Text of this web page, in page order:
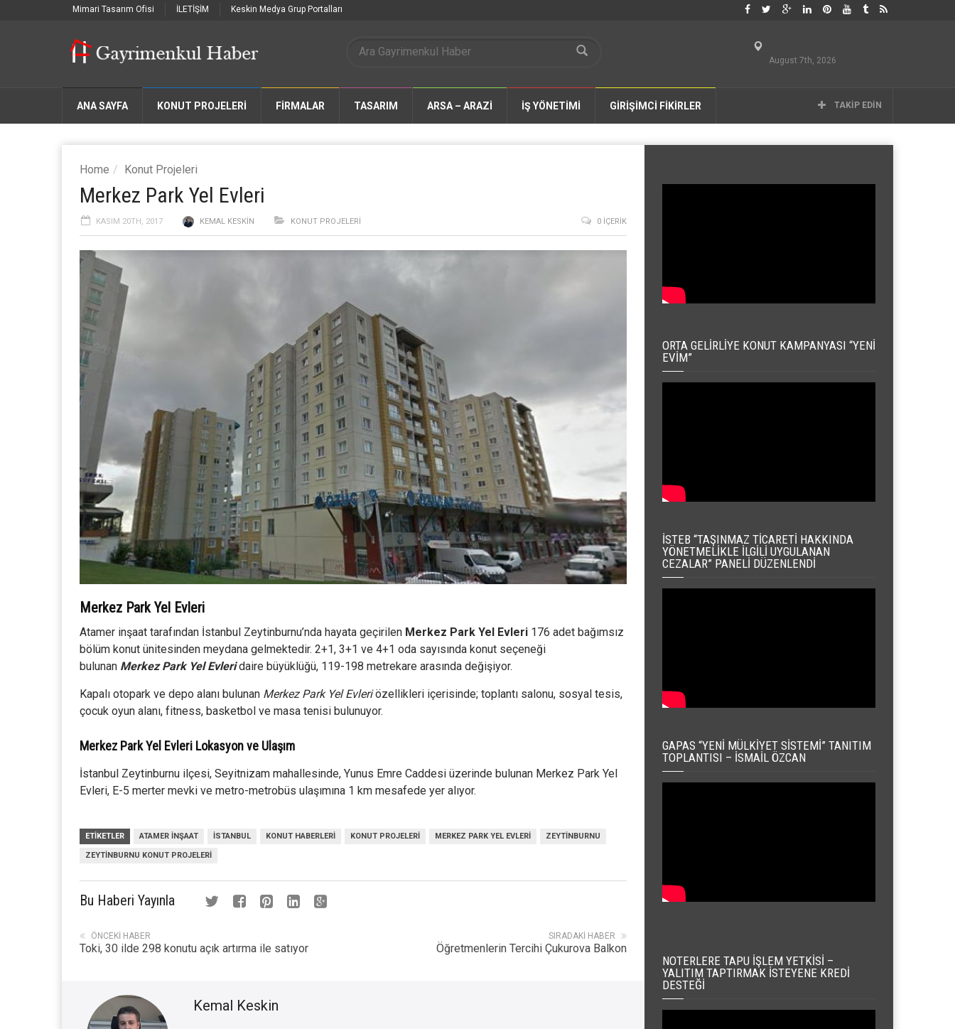
Mimari Tasarım Ofisi İLETİŞİM Keskin Medya Grup Portalları
August 7th, 2026
ANA SAYFA KONUT PROJELERİ FIRMALAR TASARIM ARSA – ARAZİ İŞ YÖNETİMİ GİRİŞİMCİ FİKİRLER TAKIP EDIN
Home Konut Projeleri
Merkez Park Yel Evleri
KASIM 20TH, 2017 KEMAL KESKIN KONUT PROJELERI 0 İÇERIK
Merkez Park Yel Evleri
Atamer inşaat tarafından İstanbul Zeytinburnu’nda hayata geçirilen Merkez Park Yel Evleri 176 adet bağımsız
bölüm konut ünitesinden meydana gelmektedir. 2+1, 3+1 ve 4+1 oda sayısında konut seçeneği
bulunan Merkez Park Yel Evleridaire büyüklüğü, 119-198 metrekare arasında değişiyor.
Kapalı otopark ve depo alanı bulunan Merkez Park Yel Evleriözellikleri içerisinde; toplantı salonu, sosyal tesis,
çocuk oyun alanı, fitness, basketbol ve masa tenisi bulunuyor.
Merkez Park Yel Evleri Lokasyon ve Ulaşım
İstanbul Zeytinburnu ilçesi, Seyitnizam mahallesinde, Yunus Emre Caddesi üzerinde bulunan Merkez Park Yel
Evleri, E-5 merter mevki ve metro-metrobüs ulaşımına 1 km mesafede yer alıyor.
ETIKETLER ATAMER INŞAAT İSTANBUL KONUT HABERLERI KONUT PROJELERI MERKEZ PARK YEL EVLERI ZEYTINBURNU
ZEYTINBURNU KONUT PROJELERI
Bu Haberi Yayınla
SIRADAKI HABER
Öğretmenlerin Tercihi Çukurova Balkon
ÖNCEKI HABER
Toki, 30 ilde 298 konutu açık artırma ile satıyor
Kemal Keskin
ORTA GELIRLIYE KONUT KAMPANYASI “YENI
EVIM”
İSTEB “TAŞINMAZ TICARETI HAKKINDA
YÖNETMELIKLE İLGILI UYGULANAN
CEZALAR” PANELI DÜZENLENDI
GAPAS “YENI MÜLKIYET SISTEMI” TANITIM
TOPLANTISI – İSMAIL ÖZCAN
NOTERLERE TAPU İŞLEM YETKISI –
YALITIM TAPTIRMAK İSTEYENE KREDI
DESTEĞI